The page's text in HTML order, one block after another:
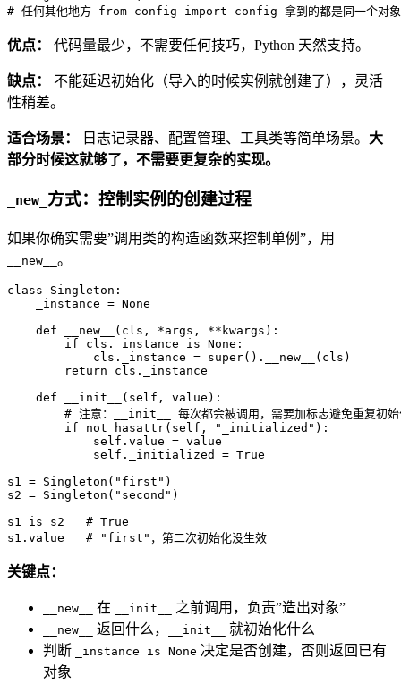
# 任何其他地方 from config import config 拿到的都是同一个对象
优点： 代码量最少，不需要任何技巧，Python 天然支持。
缺点：
不能延迟初始化（导入的时候实例就创建了），灵活
性稍差。
适合场景： 日志记录器、配置管理、工具类等简单场景。 大
部分时候这就够了，不需要更复杂的实现。
_new_ 方式：控制实例的创建过程
如果你确实需要”调用类的构造函数来控制单例”，用
__new__ 。
class Singleton :
    _instance =
None
def
__new__ ( cls, *args, **kwargs ):
if cls._instance is None :
            cls._instance =
super().__new__(cls)
return cls._instance
def
__init__ ( self, value ):
# 注意：__init__ 每次都会被调用，需要加标志避免重复初始
if
not hasattr( self , "_initialized" ):
self .value = value
self ._initialized = True
s1 = Singleton( "first" )
s2 = Singleton( "second" )
s1 is s2 # True
s1.value # "first"，第二次初始化没生效
关键点：
__new__ 在 __init__ 之前调用，负责”造出对象”
__new__ 返回什么， __init__
就初始化什么
判断
_instance is None 决定是否创建，否则返回已有
对象